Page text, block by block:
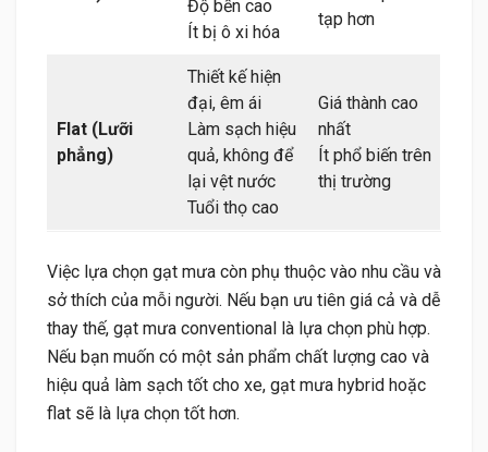
Độ bền cao
Ít bị ô xi hóa
tạp hơn
Flat (Lưỡi
phẳng)
Thiết kế hiện
đại, êm ái
Làm sạch hiệu
quả, không để
lại vệt nước
Tuổi thọ cao
Giá thành cao
nhất
Ít phổ biến trên
thị trường
Việc lựa chọn gạt mưa còn phụ thuộc vào nhu cầu và
sở thích của mỗi người. Nếu bạn ưu tiên giá cả và dễ
thay thế, gạt mưa conventional là lựa chọn phù hợp.
Nếu bạn muốn có một sản phẩm chất lượng cao và
hiệu quả làm sạch tốt cho xe, gạt mưa hybrid hoặc
flat sẽ là lựa chọn tốt hơn.